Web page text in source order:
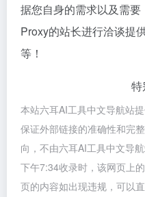
据您自身的需求以及需
Proxy的站长进行洽谈提
等！
特
本站六耳AI工具中文导航站
保证外部链接的准确性和完
向，不由六耳AI工具中文导
下午7:34收录时，该网页上
页的内容如出现违规，可以